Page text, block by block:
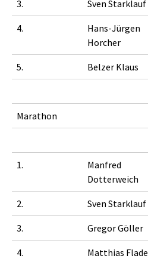
3. Sven Starklauf
4.
Hans-Jürgen
Horcher
5. Belzer Klaus
Marathon
1.
Manfred
Dotterweich
2. Sven Starklauf
3. Gregor Göller
4. Matthias Flade